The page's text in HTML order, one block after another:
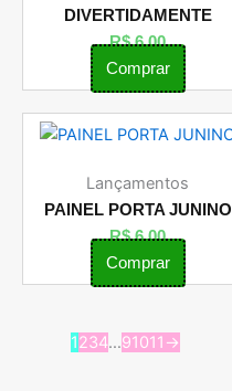
DIVERTIDAMENTE
R$6,00
Comprar
Lançamentos
PAINEL PORTA JUNINO
R$6,00
Comprar
1234…91011 →